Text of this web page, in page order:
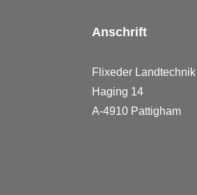
Anschrift
Flixeder
Haging 14
A-4910 Pattigham